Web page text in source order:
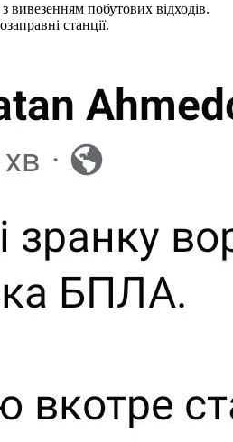
вивезенням побутових відходів.
станції.